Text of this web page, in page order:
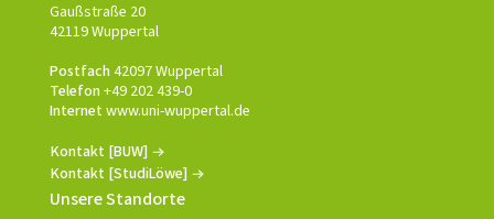
Gaußstraße 20
42119 Wuppertal
Postfach42097 Wuppertal
Telefon+49 202 439-0
Internet www.uni-wuppertal.de
Kontakt [BUW]
Kontakt [StudiLöwe]
Unsere Standorte